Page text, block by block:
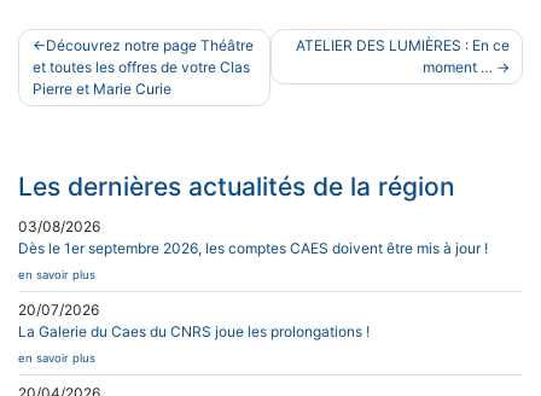
Navigation
de
l’article
Découvrez notre page Théâtre
et toutes les offres de votre Clas
Pierre et Marie Curie
ATELIER DES LUMIÈRES : En ce
moment …
Les dernières actualités de la région
03/08/2026
Dès le 1er septembre 2026, les comptes CAES doivent être mis à jour !
en savoir plus
20/07/2026
La Galerie du Caes du CNRS joue les prolongations !
en savoir plus